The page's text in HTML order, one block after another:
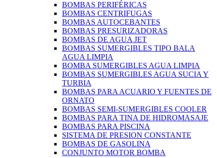
BOMBAS PERIFÉRICAS
BOMBAS CENTRIFUGAS
BOMBAS AUTOCEBANTES
BOMBAS PRESURIZADORAS
BOMBAS DE AGUA JET
BOMBAS SUMERGIBLES TIPO BALA
AGUA LIMPIA
BOMBA SUMERGIBLES AGUA LIMPIA
BOMBAS SUMERGIBLES AGUA SUCIA Y
TURBIA
BOMBAS PARA ACUARIO Y FUENTES DE
ORNATO
BOMBAS SEMI-SUMERGIBLES COOLER
BOMBAS PARA TINA DE HIDROMASAJE
BOMBAS PARA PISCINA
SISTEMA DE PRESION CONSTANTE
BOMBAS DE GASOLINA
CONJUNTO MOTOR BOMBA